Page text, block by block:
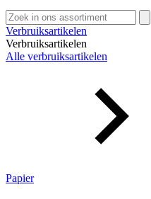
Zoeken
naar:
Verbruiksartikelen
Verbruiksartikelen
Alle verbruiksartikelen
Papier